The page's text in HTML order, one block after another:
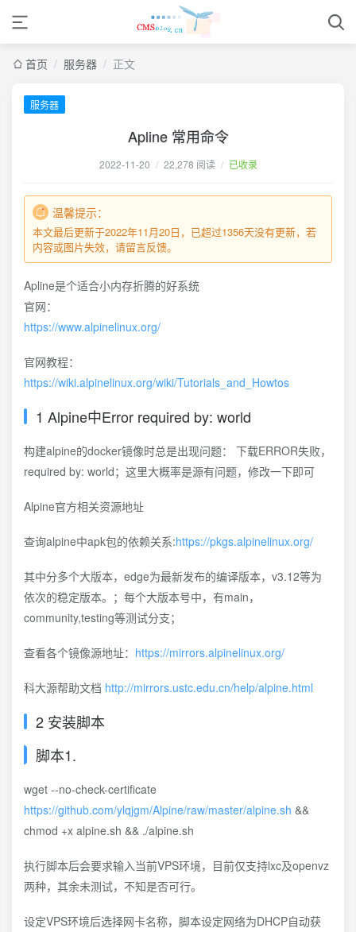
首页 / 服务器 / 正文
服务器
Apline 常用命令
2022-11-20 / 22,278 阅读 / 已收录
温馨提示：
本文最后更新于2022年11月20日，已超过1356天没有更新，若
内容或图片失效，请留言反馈。
Apline是个适合小内存折腾的好系统
官网：
https://www.alpinelinux.org/
官网教程：
https://wiki.alpinelinux.org/wiki/Tutorials_and_Howtos
1 Alpine中Error required by: world
构建alpine的docker镜像时总是出现问题： 下载ERROR失败，
required by: world；这里大概率是源有问题，修改一下即可
Alpine官方相关资源地址
查询alpine中apk包的依赖关系:https://pkgs.alpinelinux.org/
其中分多个大版本，edge为最新发布的编译版本，v3.12等为
依次的稳定版本。；每个大版本号中，有main，
community,testing等测试分支；
查看各个镜像源地址： https://mirrors.alpinelinux.org/
科大源帮助文档 http://mirrors.ustc.edu.cn/help/alpine.html
2 安装脚本
脚本1.
wget --no-check-certificate
https://github.com/ylqjgm/Alpine/raw/master/alpine.sh &&
chmod +x alpine.sh && ./alpine.sh
执行脚本后会要求输入当前VPS环境，目前仅支持lxc及openvz
两种，其余未测试，不知是否可行。
设定VPS环境后选择网卡名称，脚本设定网络为DHCP自动获